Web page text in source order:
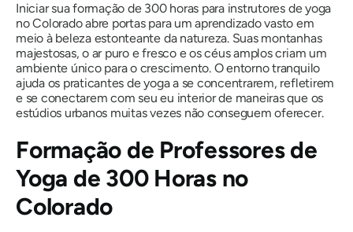
Iniciar sua formação de 300 horas para instrutores de yoga
no Colorado abre portas para um aprendizado vasto em
meio à beleza estonteante da natureza. Suas montanhas
majestosas, o ar puro e fresco e os céus amplos criam um
ambiente único para o crescimento. O entorno tranquilo
ajuda os praticantes de yoga a se concentrarem, refletirem
e se conectarem com seu eu interior de maneiras que os
estúdios urbanos muitas vezes não conseguem oferecer.
Formação de Professores de
Yoga de 300 Horas no
Colorado